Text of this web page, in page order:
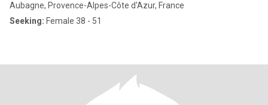
Aubagne, Provence-Alpes-Côte d'Azur, France
Seeking: Female 38 - 51